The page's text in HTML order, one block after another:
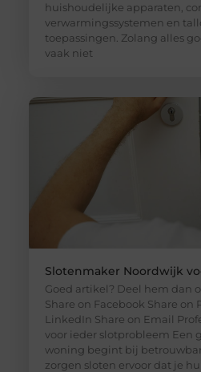
huishoudelijke apparaten,
verwarmingssystemen en
toepassingen. Zolang alles
vaak niet
Slotenmaker Noordwijk
Goed artikel? Deel hem dan
Share on Facebook Share on
LinkedIn Share on Email
voor ieder slotprobleem Een
woning begint bij
zorgen sloten ervoor dat je